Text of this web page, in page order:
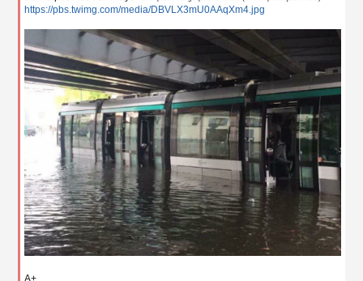
https://pbs.twimg.com/media/DBVLX3mU0AAqXm4.jpg
A+